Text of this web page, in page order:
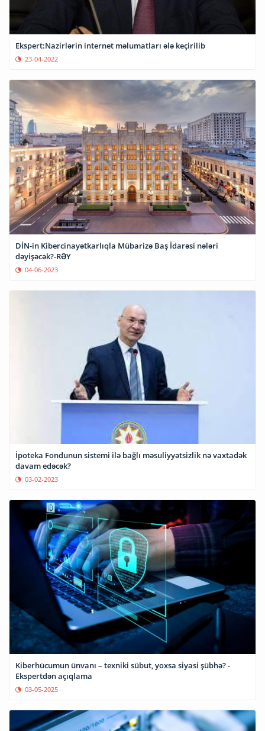
Ekspert:Nazirlərin internet məlumatları ələ keçirilib
23-04-2022
DİN-in Kibercinayətkarlıqla Mübarizə Baş İdarəsi nələri
dəyişəcək?-RƏY
04-06-2023
İpoteka Fondunun sistemi ilə bağlı məsuliyyətsizlik nə vaxtadək
davam edəcək?
03-02-2023
Kiberhücumun ünvanı – texniki sübut, yoxsa siyasi şübhə? -
Ekspertdən açıqlama
03-05-2025